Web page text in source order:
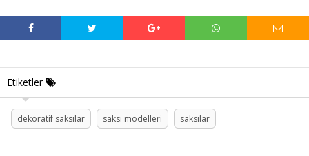
Etiketler
dekoratif saksılar saksı modelleri saksılar